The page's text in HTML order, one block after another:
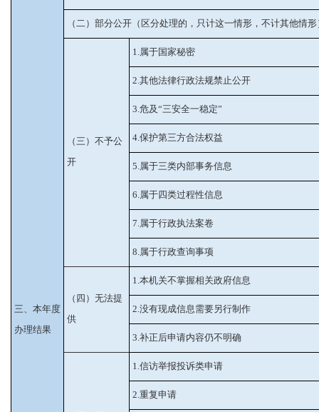
三、本年度
办理结果
（二）部分公开（区分处理的，只计这一情形，不计其他情形
（三）不予公
开
1.属于国家秘密
2.其他法律行政法规禁止公开
3.危及“三安全一稳定”
4.保护第三方合法权益
5.属于三类内部事务信息
6.属于四类过程性信息
7.属于行政执法案卷
8.属于行政查询事项
（四）无法提
供
1.本机关不掌握相关政府信息
2.没有现成信息需要另行制作
3.补正后申请内容仍不明确
1.信访举报投诉类申请
2.重复申请